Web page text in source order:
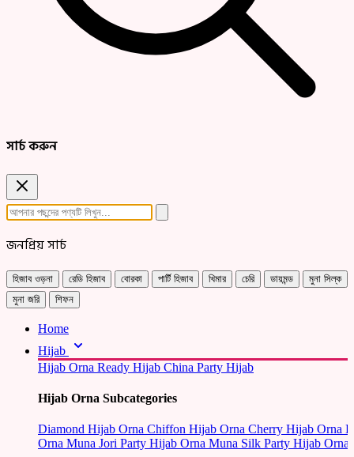
সার্চ করুন
জনপ্রিয় সার্চ
হিজাব ওড়না রেডি হিজাব বোরকা পার্টি হিজাব খিমার চেরি ডায়মন্ড
মুনা সিল্ক
মুনা জরি
শিফন
Home
Hijab
Hijab Orna Ready Hijab China Party Hijab
Hijab Orna Subcategories
Diamond Hijab Orna Chiffon Hijab Orna Cherry Hijab Orna
Orna Muna Jori Party Hijab Orna Muna Silk Party Hijab Orna